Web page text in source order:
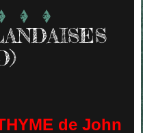
de John